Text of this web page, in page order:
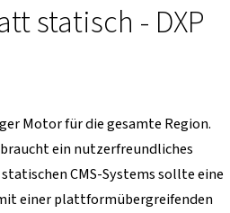
statisch - DXP
Motor für die gesamte Region.
ein nutzerfreundliches
CMS-Systems sollte eine
einer plattformübergreifenden